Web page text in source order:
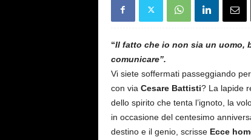
“Il fatto che io non sia un uomo,
comunicare”.
Vi siete soffermati passeggiando per
con via Cesare Battisti? La lapide
dello spirito che tenta l’ignoto, la
in occasione del centesimo
destino e il genio, scrisse Ecce